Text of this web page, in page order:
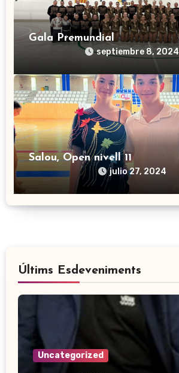
Gala Premundial
septiembre 8, 2024
Salou, Open nivell 11
julio 27, 2024
Últims Esdeveniments
Uncategorized